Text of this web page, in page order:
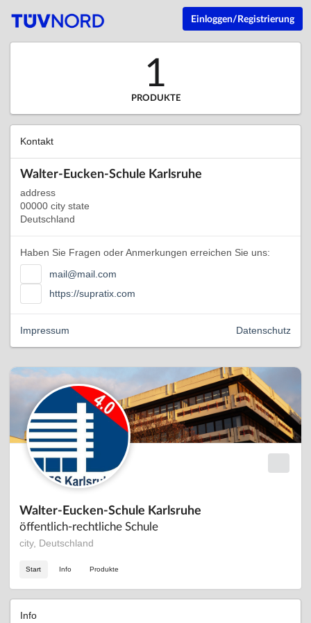
Einloggen/Registrierung
Walter-Eucken-Schule Karlsruhe
öffentlich-rechtliche Schule
city, Deutschland
Start Info Produkte
Info
1
PRODUKTE
Kontakt
Walter-Eucken-Schule Karlsruhe
address
00000 city state
Deutschland
Haben Sie Fragen oder Anmerkungen erreichen Sie uns:
mail@mail.com
https://supratix.com
Datenschutz
Impressum